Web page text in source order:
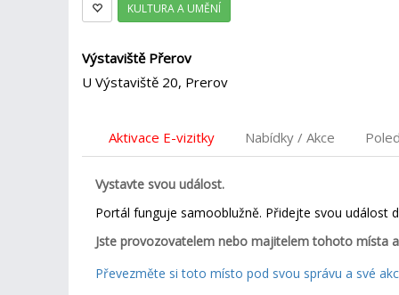
KULTURA A UMĚNÍ
Výstaviště Přerov
U Výstaviště 20, Prerov
Aktivace E-vizitky Nabídky / Akce
Vystavte svou událost.
Portál funguje samooblužně. Přidejte svou událost
Jste provozovatelem nebo majitelem tohoto místa
Převezměte si toto místo pod svou správu a své